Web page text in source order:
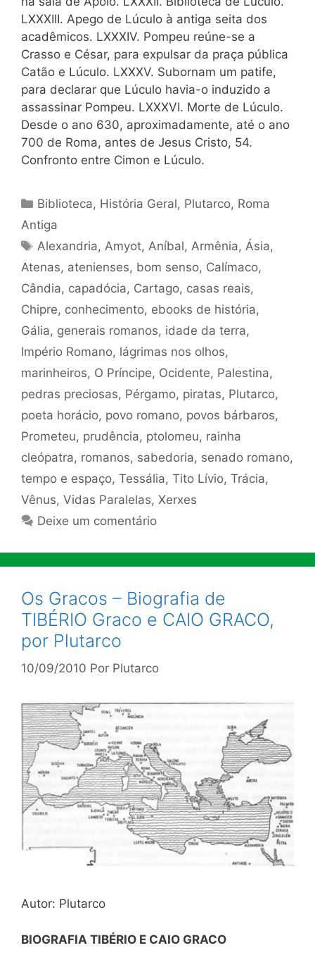
LXXXIII. Apego de Lúculo à antiga seita dos
acadêmicos. LXXXIV. Pompeu reúne-se a
Crasso e César, para expulsar da praça pública
Catão e Lúculo. LXXXV. Subornam um patife,
para declarar que Lúculo havia-o induzido a
assassinar Pompeu. LXXXVI. Morte de Lúculo.
Desde o ano 630, aproximadamente, até o ano
700 de Roma, antes de Jesus Cristo, 54.
Confronto entre Cimon e Lúculo.
Categorias
Biblioteca, História Geral, Plutarco, Roma
Antiga
Tags
Alexandria,Amyot,Aníbal,Armênia,Ásia,
Atenas, atenienses, bom senso, Calímaco,
Cândia, capadócia, Cartago, casas reais,
Chipre, conhecimento, ebooks de história,
Gália, generais romanos, idade da terra,
Império Romano, lágrimas nos olhos,
marinheiros, O Príncipe, Ocidente, Palestina,
pedras preciosas, Pérgamo, piratas, Plutarco,
poeta horácio, povo romano, povos bárbaros,
Prometeu, prudência, ptolomeu, rainha
cleópatra, romanos, sabedoria, senado romano,
tempo e espaço, Tessália, Tito Lívio, Trácia,
Vênus, Vidas Paralelas, Xerxes
Deixe um comentário
Os Gracos – Biografia de
TIBÉRIO Graco e CAIO GRACO,
por Plutarco
10/09/2010 Por Plutarco
Autor: Plutarco
BIOGRAFIA TIBÉRIO E CAIO GRACO